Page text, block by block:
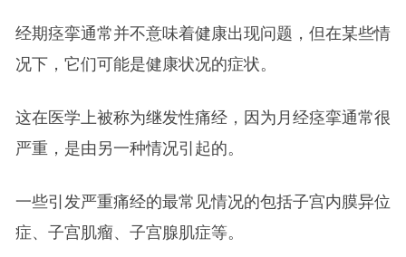
经期痉挛通常并不意味着健康出现问题，但在某些情
况下，它们可能是健康状况的症状。
这在医学上被称为继发性痛经，因为月经痉挛通常很
严重，是由另一种情况引起的。
一些引发严重痛经的最常见情况的包括子宫内膜异位
症、子宫肌瘤、子宫腺肌症等。